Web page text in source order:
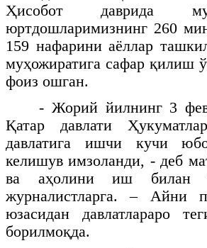
Ҳисобот даврида
юртдошларимизнинг 260
159 нафарини аёллар
муҳожиратига сафар қилиш
фоиз ошган.
- Жорий йилнинг 3
Қатар давлати
давлатига ишчи кучи
келишув имзоланди, - деб
ва аҳолини иш билан
журналистларга. – Айни
юзасидан давлатлараро
борилмоқда.